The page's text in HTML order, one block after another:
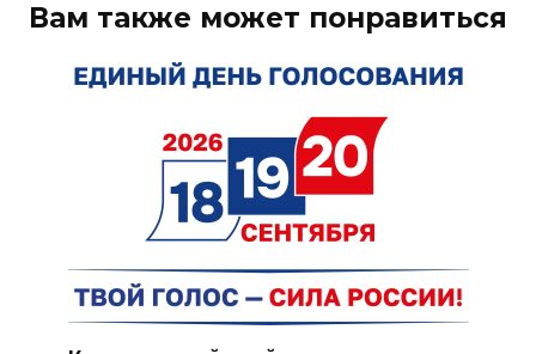
Вам также может понравиться